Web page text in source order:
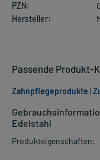
PZN:
Hersteller:
Edelstahl
Produkteigenschaften:
Passende Produkt-
Zahnpflegeprodukte |